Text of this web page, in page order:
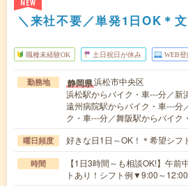
NEW
＼来社不要／単発1日OK＊
職種未経験OK 土日祝日が休み WEB登
勤務地 静岡県浜松市中央区
浜松駅からバイク・車---分／新
遠州病院駅からバイク・車---分
ク・車---分／舞阪駅からバイク
曜日頻度 好きな日1日～OK！＊希望シフ
時間
【1日3時間～も相談OK!】午
トあり！シフト例▼9:00～